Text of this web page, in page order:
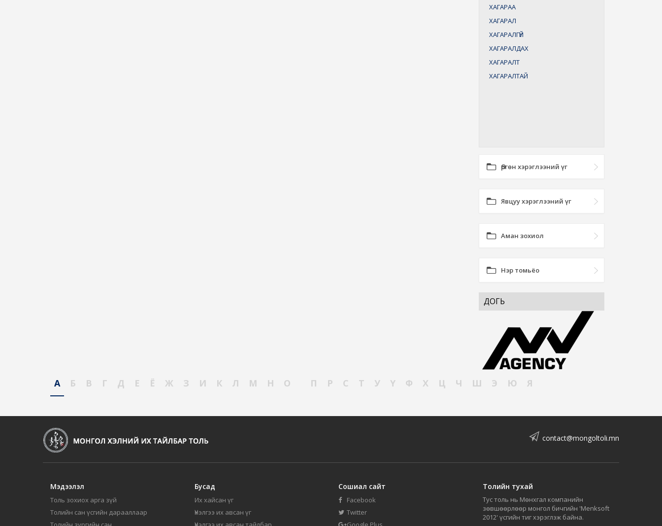
ХАГАРАА
ХАГАРАЛ
ХАГАРАЛГҮЙ
ХАГАРАЛДАХ
ХАГАРАЛТ
ХАГАРАЛТАЙ
Өргөн хэрэглээний үг
Явцуу хэрэглээний үг
Аман зохиол
Нэр томьёо
ДОГЬ
А Б В Г Д Е Ё Ж З И К Л М Н О П Р С Т У Ү Ф Х Ц Ч Ш Э Ю Я
contact@mongoltoli.mn
Мэдээлэл
Толь зохиох арга зүй
Толийн сан үсгийн дарааллаар
Бусад
Их хайсан үг
Үнэлгээ их авсан үг
Сошиал сайт
Facebook
Twitter
Толийн тухай
Тус толь нь Мөнхгал компанийн
зөвшөөрлөөр монгол бичгийн 'Menksoft
2012' үсгийн тиг хэрэглэж байна.